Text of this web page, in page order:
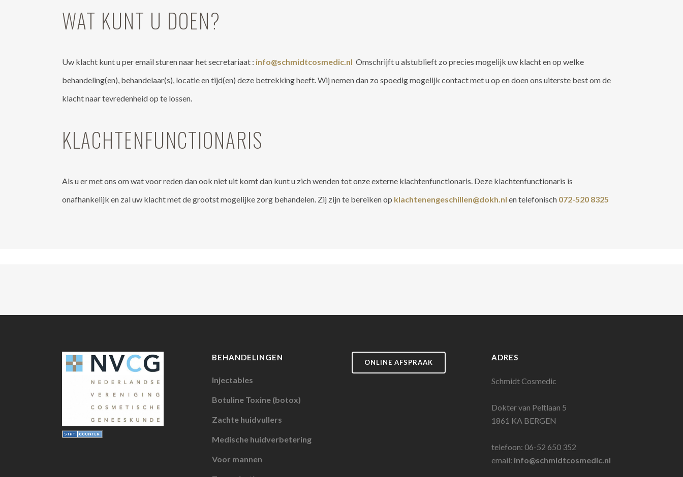
WAT KUNT U DOEN?
Uw klacht kunt u per email sturen naar het secretariaat : info@schmidtcosmedic.nl Omschrijft u alstublieft zo precies mogelijk uw klacht en op welke
behandeling(en), behandelaar(s), locatie en tijd(en) deze betrekking heeft. Wij nemen dan zo spoedig mogelijk contact met u op en doen ons uiterste best om de
klacht naar tevredenheid op te lossen.
KLACHTENFUNCTIONARIS
Als u er met ons om wat voor reden dan ook niet uit komt dan kunt u zich wenden tot onze externe klachtenfunctionaris. Deze klachtenfunctionaris is
onafhankelijk en zal uw klacht met de grootst mogelijke zorg behandelen. Zij zijn te bereiken op klachtenengeschillen@dokh.nl en telefonisch 072-520 8325
BEHANDELINGEN
Injectables
Botuline Toxine (botox)
Zachte huidvullers
Medische huidverbetering
Voor mannen
ONLINE AFSPRAAK
ADRES
Schmidt Cosmedic
Dokter van Peltlaan 5
1861 KA BERGEN
telefoon: 06-52 650 352
email: info@schmidtcosmedic.nl